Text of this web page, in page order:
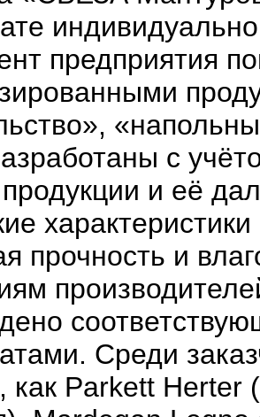
предприятия
с
и её
прочность и
Среди
как Parkett